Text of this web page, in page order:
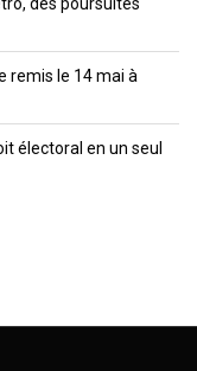
des poursuites
remis le 14 mai à
électoral en un seul